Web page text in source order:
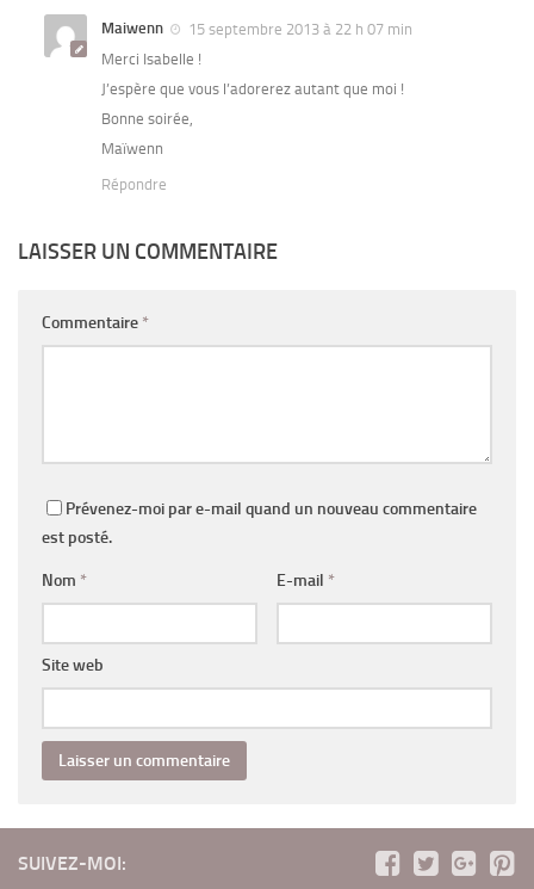
Maiwenn
15 septembre 2013 à 22 h 07 min
Merci Isabelle !
J’espère que vous l’adorerez autant que moi !
Bonne soirée,
Maïwenn
Répondre
LAISSER UN COMMENTAIRE
Commentaire *
Prévenez-moi par e-mail quand un nouveau commentaire
est posté.
Nom * E-mail *
Site web
SUIVEZ-MOI: